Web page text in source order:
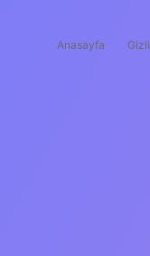
Anasayfa